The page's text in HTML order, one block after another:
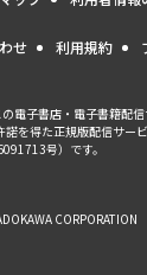
せ 利用規約
電子書店・電子書籍配
諾を得た正規版配信サー
号）です。
CORPORATION